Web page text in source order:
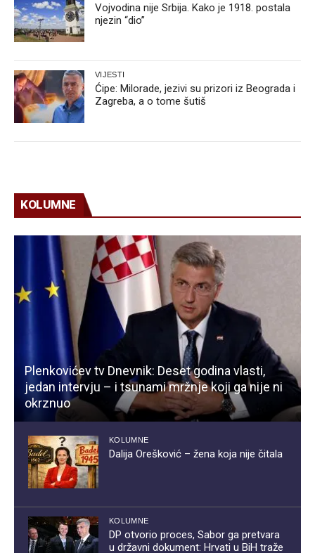
Vojvodina nije Srbija. Kako je 1918. postala
njezin “dio”
VIJESTI
Ćipe: Milorade, jezivi su prizori iz Beograda i
Zagreba, a o tome šutiš
KOLUMNE
Plenkovićev tv Dnevnik: Deset godina vlasti,
jedan intervju – i tsunami mržnje koji ga nije ni
okrznuo
KOLUMNE
Dalija Orešković – žena koja nije čitala
KOLUMNE
DP otvorio proces, Sabor ga pretvara
u državni dokument: Hrvati u BiH traže